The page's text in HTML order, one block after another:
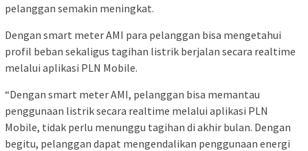
pelanggan semakin meningkat.
Dengan smart meter AMI para pelanggan bisa mengetahui
profil beban sekaligus tagihan listrik berjalan secara realtime
melalui aplikasi PLN Mobile.
“Dengan smart meter AMI, pelanggan bisa memantau
penggunaan listrik secara realtime melalui aplikasi PLN
Mobile, tidak perlu menunggu tagihan di akhir bulan. Dengan
begitu, pelanggan dapat mengendalikan penggunaan energi